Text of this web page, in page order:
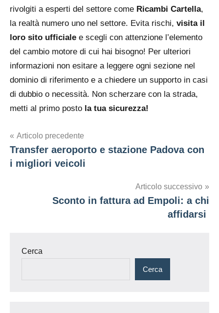
rivolgiti a esperti del settore come Ricambi Cartella,
la realtà numero uno nel settore. Evita rischi, visita il
loro sito ufficiale e scegli con attenzione l’elemento
del cambio motore di cui hai bisogno! Per ulteriori
informazioni non esitare a leggere ogni sezione nel
dominio di riferimento e a chiedere un supporto in casi
di dubbio o necessità. Non scherzare con la strada,
metti al primo posto la tua sicurezza!
Navigazione
articoli
Articolo precedente
Transfer aeroporto e stazione Padova con
i migliori veicoli
Articolo successivo
Sconto in fattura ad Empoli: a chi
affidarsi
Cerca
Cerca